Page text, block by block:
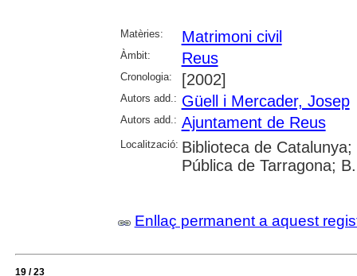
Matèries: Matrimoni civil
Àmbit: Reus
Cronologia: [2002]
Autors add.: Güell i Mercader, Josep
Autors add.: Ajuntament de Reus
Localització: Biblioteca de
Pública de Tarragona;
Enllaç permanent a aquest
19 / 23